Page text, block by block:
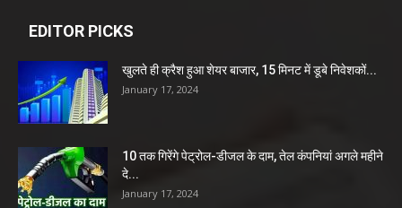
EDITOR PICKS
खुलते ही क्रैश हुआ शेयर बाजार, 15 मिनट में डूबे निवेशकों...
January 17, 2024
10 तक गिरेंगे पेट्रोल-डीजल के दाम, तेल कंपनियां अगले महीने
दे...
January 17, 2024